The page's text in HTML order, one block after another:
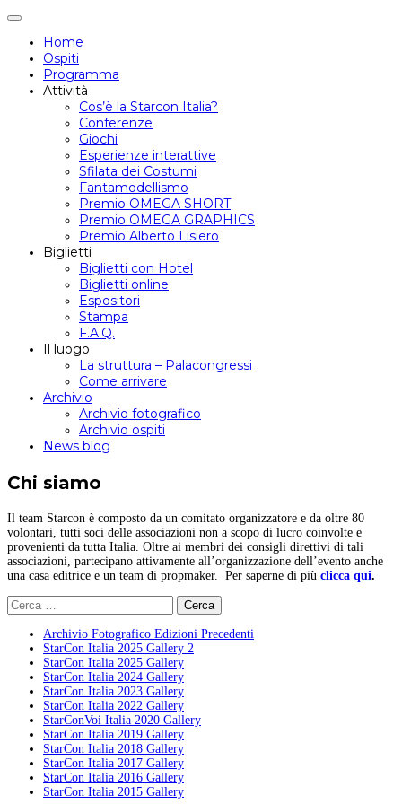
Attiva/disattiva
navigazione
Home
Ospiti
Programma
Attività
Cos’è la Starcon Italia?
Conferenze
Giochi
Esperienze interattive
Sfilata dei Costumi
Fantamodellismo
Premio OMEGA SHORT
Premio OMEGA GRAPHICS
Premio Alberto Lisiero
Biglietti
Biglietti con Hotel
Biglietti online
Espositori
Stampa
F.A.Q.
Il luogo
La struttura – Palacongressi
Come arrivare
Archivio
Archivio fotografico
Archivio ospiti
News blog
Chi siamo
Il team Starcon è composto da un comitato organizzatore e da oltre 80
volontari, tutti soci delle associazioni non a scopo di lucro coinvolte e
provenienti da tutta Italia. Oltre ai membri dei consigli direttivi di tali
associazioni, partecipano attivamente all’organizzazione dell’evento anche
una casa editrice e un team di propmaker. Per saperne di più clicca qui.
Ricerca
per:
Archivio Fotografico Edizioni Precedenti
StarCon Italia 2025 Gallery 2
StarCon Italia 2025 Gallery
StarCon Italia 2024 Gallery
StarCon Italia 2023 Gallery
StarCon Italia 2022 Gallery
StarConVoi Italia 2020 Gallery
StarCon Italia 2019 Gallery
StarCon Italia 2018 Gallery
StarCon Italia 2017 Gallery
StarCon Italia 2016 Gallery
StarCon Italia 2015 Gallery